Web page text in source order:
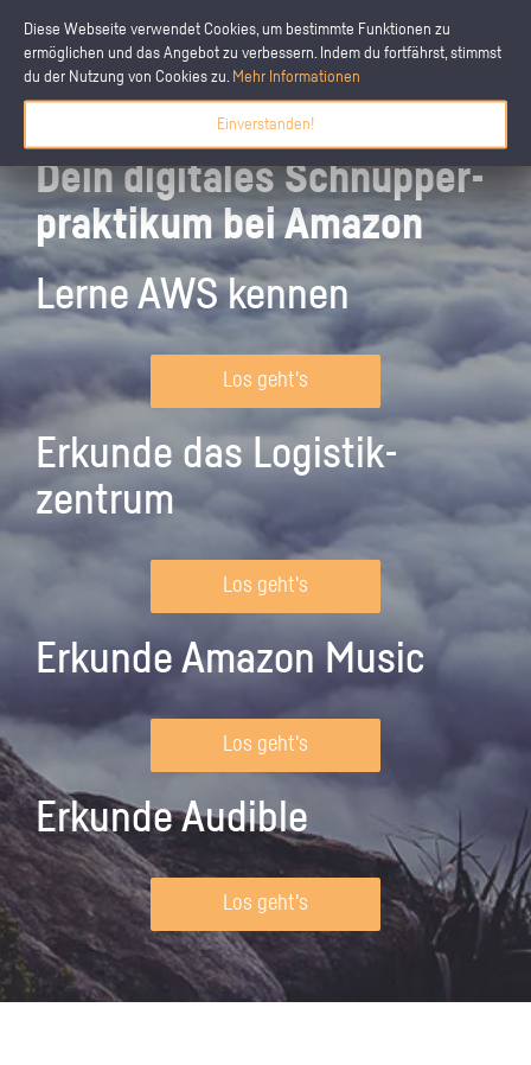
Diese Webseite verwendet Cookies, um bestimmte Funktionen zu
ermöglichen und das Angebot zu verbessern. Indem du fortfährst, stimmst
du der Nutzung von Cookies zu. Mehr Informationen
Einverstanden!
Dein digitales Schnupper­
praktikum bei Amazon
Lerne AWS kennen
Los geht's
Erkunde das Logistik­
zentrum
Los geht's
Erkunde Amazon Music
Los geht's
Erkunde Audible
Los geht's